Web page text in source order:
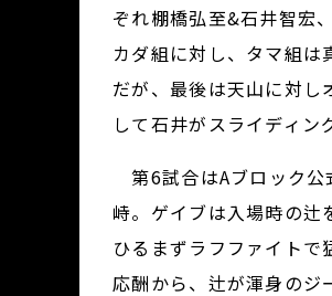
ぞれ棚橋弘至&石井智宏
カダ組に対し、タマ組
だが、最後は天山に対
して石井がスライディン
第6試合はAブロック公
峙。ゲイブは入場時の辻
ひるまずラフファイトで
応酬から、辻が渾身のジ